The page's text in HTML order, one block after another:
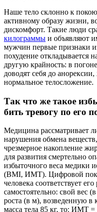
Наше тело склонно к
активному образу жизни,
дискомфорт. Такие люди
килограммы и объявляют
мужчин первые признаки
похудение откладывается
другую крайность: в
доводят себя до
нормальное телосложение.
Так что же такое
бить тревогу по его
Медицина рассматривает
нарушения обмена
чрезмерное накопление
для развития смертельно
избыточного веса медики
(BMI, ИМТ). Цифровой
человека соответствует
самостоятельно: свой вес
роста (в м), возведенную в
масса тела 85 кг, то: ИМТ =